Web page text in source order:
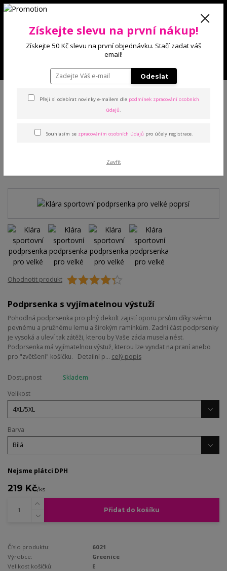
0 Kč
Klára sportovní podprsenka
Ohodnotit produkt
Podprsenka s vyjímatelnou výstuží
Pohodlná podprsenka pro plný dekolt zajistí oporu prsům díky svému
pevnému a pružnému lemu a širokým ramínkům. Zadní část podprsenky
je vysoká a uleví tak zátěži, kterou by Vaše záda musela nést.
Podprsenka má vyjímatelnou výstuž, kterou lze vyndat na praní anebo
pro "zvětšení" košíčku. Detailní p... celý popis
Dostupnost
Skladem
Velikost
Barva
Nejsme plátci DPH
219 Kč/ks
Přidat do košíku
Číslo produktu:
6021
Výrobce:
Greenice
Velikost košíčků:
E
Získejte slevu na první nákup!
Získejte 50 Kč slevu na první objednávku. Stačí zadat váš
email!
Odeslat
Přeji si odebírat novinky e-mailem dle podmínek zpracování osobních
údajů.
Souhlasím se zpracováním osobních údajů pro účely registrace.
Zavřít